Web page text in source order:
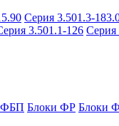
Серия 3.501.3-
3.501.1-126 Серия
ФБП Блоки ФР Блоки Ф